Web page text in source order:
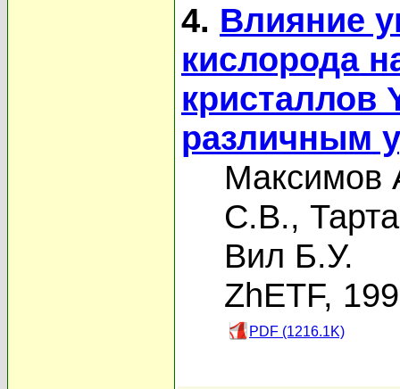
4. Влияние
кислорода
кристаллов
различным
Максимов
С.В.,
Вил Б.У.
ZhETF,
PDF (1216.1K)